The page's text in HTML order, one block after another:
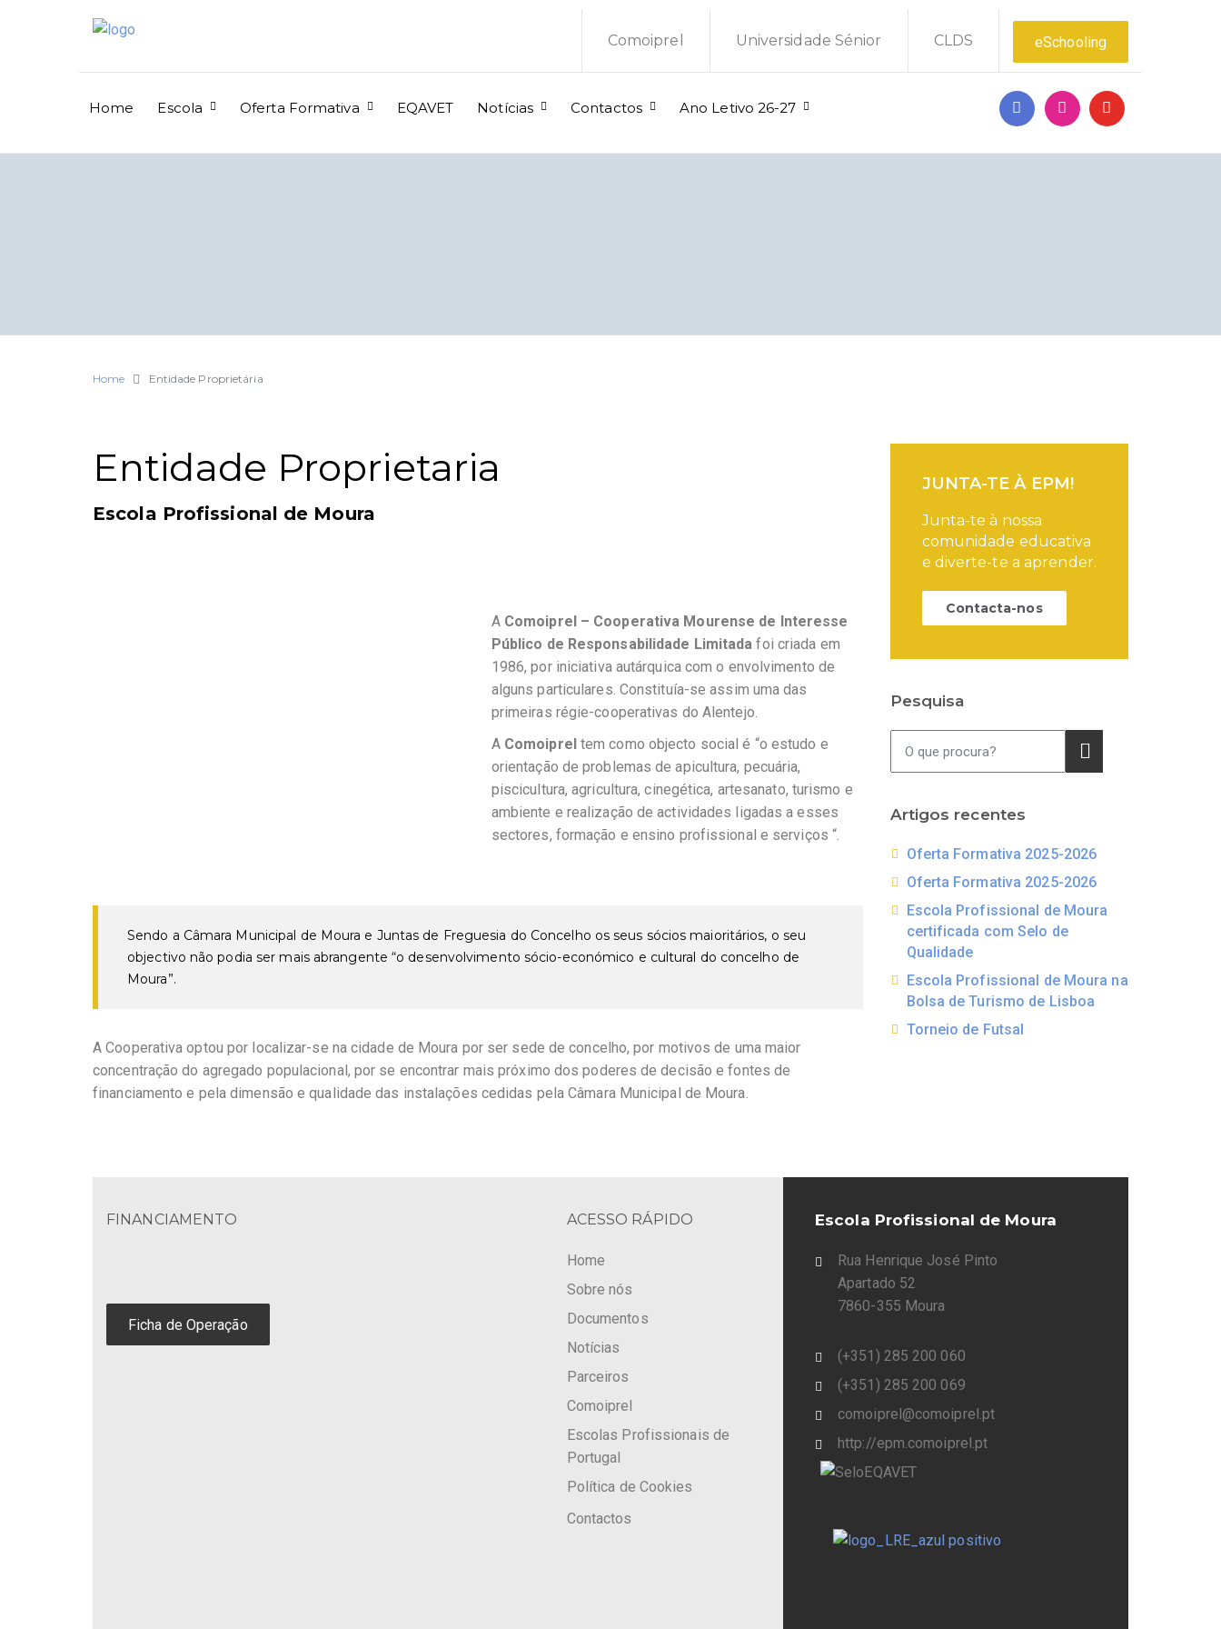
eSchooling
Comoiprel Universidade Sénior CLDS
Home Escola Oferta Formativa EQAVET Notícias Contactos Ano Letivo 26-27
Home Entidade Proprietária
Entidade Proprietaria
Escola Profissional de Moura
A Comoiprel – Cooperativa Mourense de Interesse
Público de Responsabilidade Limitada foi criada em
1986, por iniciativa autárquica com o envolvimento de
alguns particulares. Constituía-se assim uma das
primeiras régie-cooperativas do Alentejo.
A Comoiprel tem como objecto social é “o estudo e
orientação de problemas de apicultura, pecuária,
piscicultura, agricultura, cinegética, artesanato, turismo e
ambiente e realização de actividades ligadas a esses
sectores, formação e ensino profissional e serviços “.
Sendo a Câmara Municipal de Moura e Juntas de Freguesia do Concelho os seus sócios maioritários, o seu
objectivo não podia ser mais abrangente “o desenvolvimento sócio-económico e cultural do concelho de
Moura”.
A Cooperativa optou por localizar-se na cidade de Moura por ser sede de concelho, por motivos de uma maior
concentração do agregado populacional, por se encontrar mais próximo dos poderes de decisão e fontes de
financiamento e pela dimensão e qualidade das instalações cedidas pela Câmara Municipal de Moura.
JUNTA-TE À EPM!
Junta-te à nossa
comunidade educativa
e diverte-te a aprender.
Contacta-nos
Pesquisa
Artigos recentes
Oferta Formativa 2025-2026
Oferta Formativa 2025-2026
Escola Profissional de Moura
certificada com Selo de
Qualidade
Escola Profissional de Moura na
Bolsa de Turismo de Lisboa
Torneio de Futsal
FINANCIAMENTO
Ficha de Operação
ACESSO RÁPIDO
Home
Sobre nós
Documentos
Notícias
Parceiros
Comoiprel
Escolas Profissionais de
Portugal
Política de Cookies
Contactos
Escola Profissional de Moura
Rua Henrique José Pinto
Apartado 52
7860-355 Moura
(+351) 285 200 060
(+351) 285 200 069
comoiprel@comoiprel.pt
http://epm.comoiprel.pt